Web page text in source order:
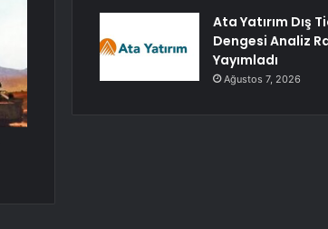
Ata Yatırım Dış
Dengesi Analiz
Yayımladı
Ağustos 7, 2026